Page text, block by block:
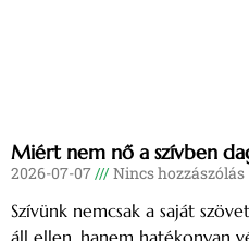
Miért nem nő a szívben
2026-07-07 Nincs hozzászólás
Szívünk nemcsak a saját
áll ellen, hanem hatékonyan